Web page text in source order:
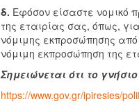
δ. Εφόσον είσαστε νομικό
της εταιρίας σας, όπως,
νόμιμης εκπροσώπησης
νόμιμη εκπροσώπηση της
Σημειώνεται ότι το
https://www.gov.gr/ipiresies/